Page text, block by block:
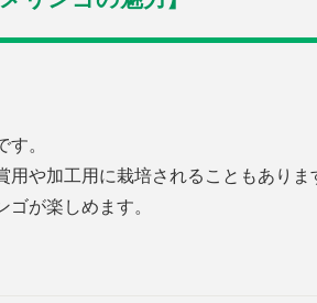
。
や加工用に栽培されることもありま
が楽しめます。